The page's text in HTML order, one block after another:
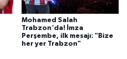
Mohamed Salah
Trabzon'da! İmza
Perşembe, ilk mesajı: "Bize
her yer Trabzon"